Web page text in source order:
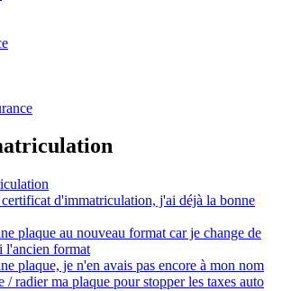
d'immatriculation, j'ai déjà la bonne
plaque au nouveau format car je change de
l'ancien format
plaque, je n'en avais pas encore à mon nom
/ radier ma plaque pour stopper les taxes auto